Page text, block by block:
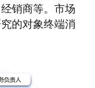
销商等。市场
的对象终端消